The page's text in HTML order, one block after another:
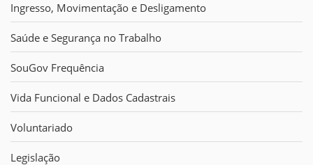
Ingresso, Movimentação e Desligamento
Saúde e Segurança no Trabalho
SouGov Frequência
Vida Funcional e Dados Cadastrais
Voluntariado
Legislação